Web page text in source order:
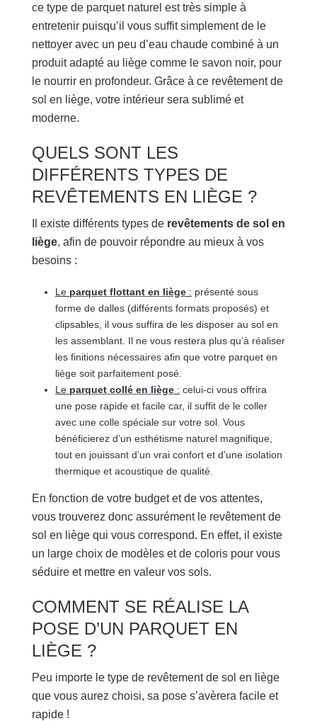
ce type de parquet naturel est très simple à
entretenir puisqu’il vous suffit simplement de le
nettoyer avec un peu d’eau chaude combiné à un
produit adapté au liège comme le savon noir, pour
le nourrir en profondeur. Grâce à ce revêtement de
sol en liège, votre intérieur sera sublimé et
moderne.
QUELS SONT LES
DIFFÉRENTS TYPES DE
REVÊTEMENTS EN LIÈGE ?
Il existe différents types de revêtements de sol en
liège, afin de pouvoir répondre au mieux à vos
besoins :
Le parquet flottant en liège: présenté sous
forme de dalles (différents formats proposés) et
clipsables, il vous suffira de les disposer au sol en
les assemblant. Il ne vous restera plus qu’à réaliser
les finitions nécessaires afin que votre parquet en
liège soit parfaitement posé.
Le parquet collé en liège: celui-ci vous offrira
une pose rapide et facile car, il suffit de le coller
avec une colle spéciale sur votre sol. Vous
bénéficierez d’un esthétisme naturel magnifique,
tout en jouissant d’un vrai confort et d’une isolation
thermique et acoustique de qualité.
En fonction de votre budget et de vos attentes,
vous trouverez donc assurément le revêtement de
sol en liège qui vous correspond. En effet, il existe
un large choix de modèles et de coloris pour vous
séduire et mettre en valeur vos sols.
COMMENT SE RÉALISE LA
POSE D’UN PARQUET EN
LIÈGE ?
Peu importe le type de revêtement de sol en liège
que vous aurez choisi, sa pose s’avèrera facile et
rapide !